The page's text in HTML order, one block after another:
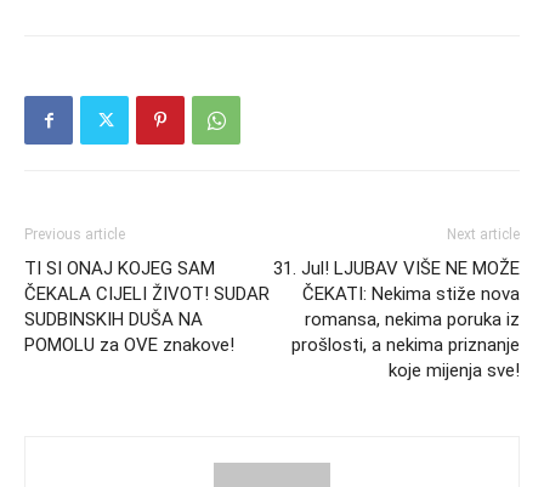
Previous article
TI SI ONAJ KOJEG SAM
ČEKALA CIJELI ŽIVOT! SUDAR
SUDBINSKIH DUŠA NA
POMOLU za OVE znakove!
Next article
31. Jul! LJUBAV VIŠE NE MOŽE
ČEKATI: Nekima stiže nova
romansa, nekima poruka iz
prošlosti, a nekima priznanje
koje mijenja sve!